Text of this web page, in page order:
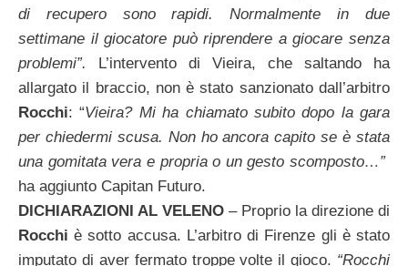
di recupero sono rapidi. Normalmente in due
settimane il giocatore può riprendere a giocare senza
problemi”.
L’intervento di Vieira, che saltando ha
allargato il braccio, non è stato sanzionato dall’arbitro
Rocchi: “Vieira? Mi ha chiamato subito dopo la gara
per chiedermi scusa. Non ho ancora capito se è stata
una gomitata vera e propria o un gesto scomposto…”
ha aggiunto Capitan Futuro.
DICHIARAZIONI AL VELENO – Proprio la direzione di
Rocchi è sotto accusa. L’arbitro di Firenze gli è stato
imputato di aver fermato troppe volte il gioco. “Rocchi